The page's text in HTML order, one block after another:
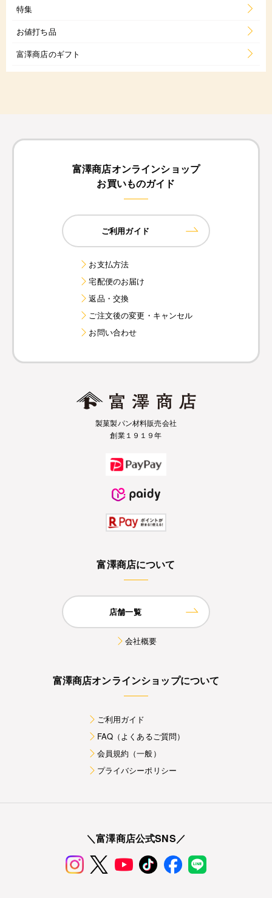
特集
お値打ち品
富澤商店のギフト
富澤商店オンラインショップ
お買いものガイド
ご利用ガイド
お支払方法
宅配便のお届け
返品・交換
ご注文後の変更・キャンセル
お問い合わせ
製菓製パン材料販売会社
創業１９１９年
富澤商店について
店舗一覧
会社概要
富澤商店オンラインショップについて
ご利用ガイド
FAQ（よくあるご質問）
会員規約（一般）
プライバシーポリシー
＼富澤商店公式SNS／